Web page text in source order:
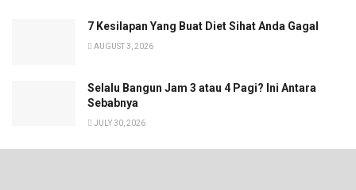
7 Kesilapan Yang Buat Diet Sihat Anda Gagal
AUGUST 3, 2026
Selalu Bangun Jam 3 atau 4 Pagi? Ini Antara
Sebabnya
JULY 30, 2026